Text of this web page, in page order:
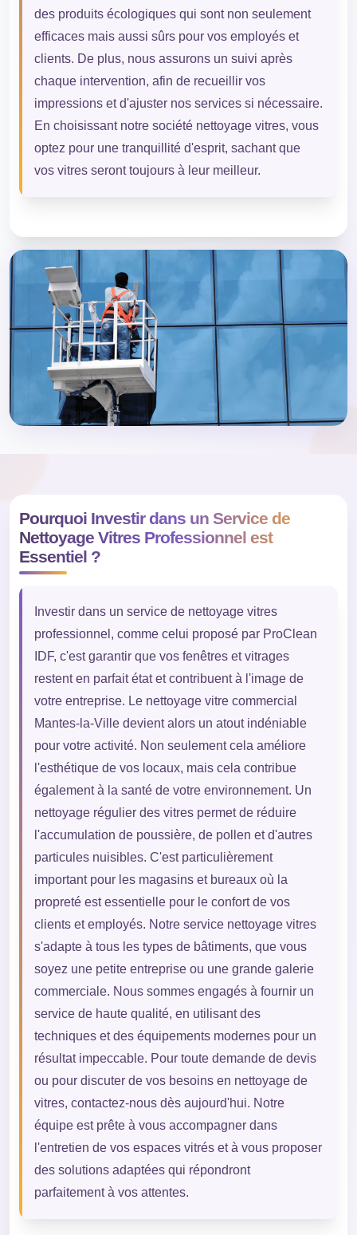
des produits écologiques qui sont non seulement
efficaces mais aussi sûrs pour vos employés et
clients. De plus, nous assurons un suivi après
chaque intervention, afin de recueillir vos
impressions et d'ajuster nos services si nécessaire.
En choisissant notre société nettoyage vitres, vous
optez pour une tranquillité d'esprit, sachant que
vos vitres seront toujours à leur meilleur.
Pourquoi Investir dans un Service de
Nettoyage Vitres Professionnel est
Essentiel ?
Investir dans un service de nettoyage vitres
professionnel, comme celui proposé par ProClean
IDF, c'est garantir que vos fenêtres et vitrages
restent en parfait état et contribuent à l'image de
votre entreprise. Le nettoyage vitre commercial
Mantes-la-Ville devient alors un atout indéniable
pour votre activité. Non seulement cela améliore
l'esthétique de vos locaux, mais cela contribue
également à la santé de votre environnement. Un
nettoyage régulier des vitres permet de réduire
l'accumulation de poussière, de pollen et d'autres
particules nuisibles. C'est particulièrement
important pour les magasins et bureaux où la
propreté est essentielle pour le confort de vos
clients et employés. Notre service nettoyage vitres
s'adapte à tous les types de bâtiments, que vous
soyez une petite entreprise ou une grande galerie
commerciale. Nous sommes engagés à fournir un
service de haute qualité, en utilisant des
techniques et des équipements modernes pour un
résultat impeccable. Pour toute demande de devis
ou pour discuter de vos besoins en nettoyage de
vitres, contactez-nous dès aujourd'hui. Notre
équipe est prête à vous accompagner dans
l'entretien de vos espaces vitrés et à vous proposer
des solutions adaptées qui répondront
parfaitement à vos attentes.